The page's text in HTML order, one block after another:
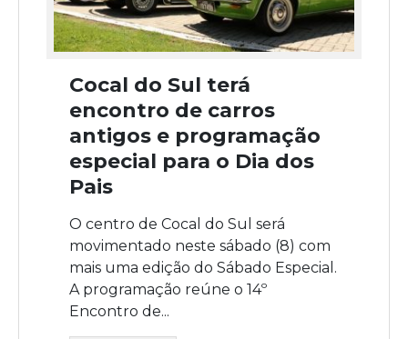
Cocal do Sul terá
encontro de carros
antigos e programação
especial para o Dia dos
Pais
O centro de Cocal do Sul será
movimentado neste sábado (8) com
mais uma edição do Sábado Especial.
A programação reúne o 14º
Encontro de...